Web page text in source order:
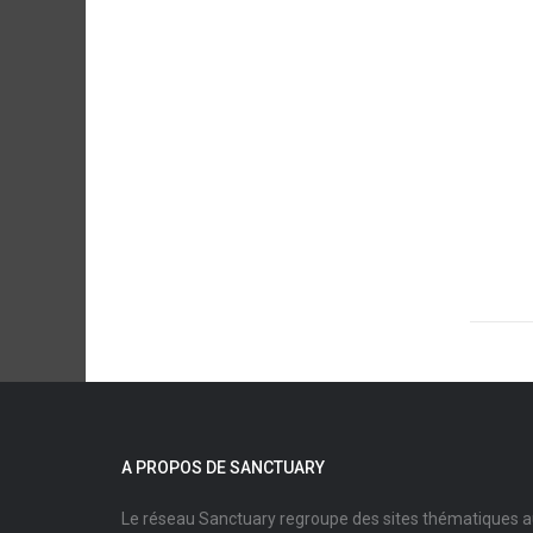
A PROPOS DE SANCTUARY
Le réseau Sanctuary regroupe des sites thématiques